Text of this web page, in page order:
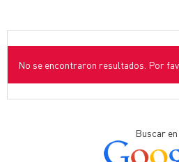
No se encontraron resultados. Por
Buscar en